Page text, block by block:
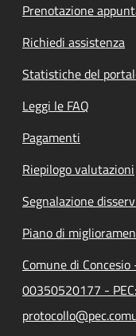
Prenotazione
Richiedi assistenza
Statistiche del
Leggi le FAQ
Pagamenti
Riepilogo valutazioni
Segnalazione
Piano di
Comune di
00350520177 - PEC: